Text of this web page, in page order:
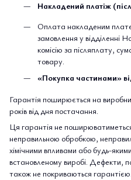
Накладений платіж
Оплата накладеним
замовлення у відділенні
комісію за післяплату,
товару.
«Покупка частинами»
Гарантія поширюється на
років від дня постачання.
Ця гарантія не
неправильною обробкою,
хімічними впливами або будь-
встановленому виробі. Дефекти,
також не покриваються гарантією.